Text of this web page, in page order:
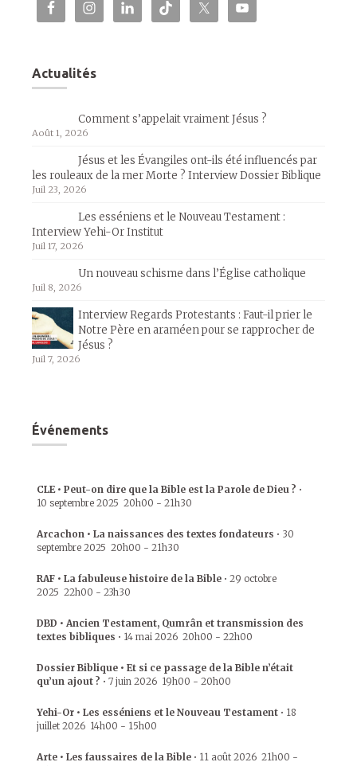
Actualités
Comment s’appelait vraiment Jésus ?
Août 1, 2026
Jésus et les Évangiles ont-ils été influencés par
les rouleaux de la mer Morte ? Interview Dossier Biblique
Juil 23, 2026
Les esséniens et le Nouveau Testament :
Interview Yehi-Or Institut
Juil 17, 2026
Un nouveau schisme dans l’Église catholique
Juil 8, 2026
Interview Regards Protestants : Faut-il prier le
Notre Père en araméen pour se rapprocher de
Jésus ?
Juil 7, 2026
Événements
CLE • Peut-on dire que la Bible est la Parole de Dieu ? •
10 septembre 2025 20h00 - 21h30
Arcachon • La naissances des textes fondateurs • 30
septembre 2025 20h00 - 21h30
RAF • La fabuleuse histoire de la Bible • 29 octobre
2025 22h00 - 23h30
DBD • Ancien Testament, Qumrân et transmission des
textes bibliques • 14 mai 2026 20h00 - 22h00
Dossier Biblique • Et si ce passage de la Bible n’était
qu’un ajout ? • 7 juin 2026 19h00 - 20h00
Yehi-Or • Les esséniens et le Nouveau Testament • 18
juillet 2026 14h00 - 15h00
Arte • Les faussaires de la Bible • 11 août 2026 21h00 -